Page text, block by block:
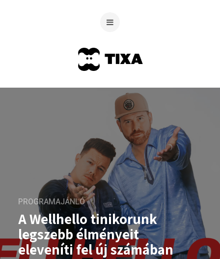
PROGRAMAJÁNLÓ
A Wellhello tinikorunk
legszebb élményeit
eleveníti fel új számában